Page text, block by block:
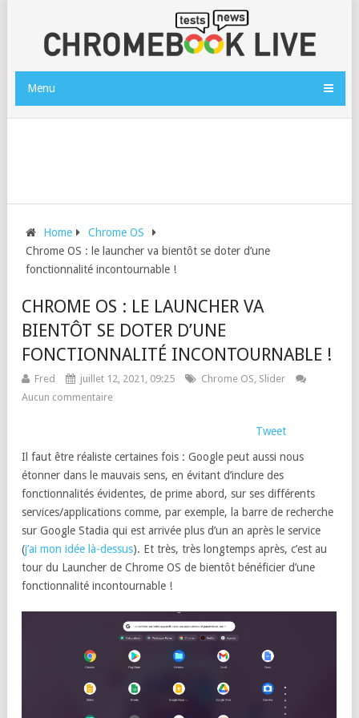
Menu
Home
Chrome OS
Chrome OS : le launcher va bientôt se doter d’une
fonctionnalité incontournable !
CHROME OS : LE LAUNCHER VA
BIENTÔT SE DOTER D’UNE
FONCTIONNALITÉ INCONTOURNABLE !
Fred juillet 12, 2021, 09:25 Chrome OS, Slider
Aucun commentaire
Tweet
Il faut être réaliste certaines fois : Google peut aussi nous
étonner dans le mauvais sens, en évitant d’inclure des
fonctionnalités évidentes, de prime abord, sur ses différents
services/applications comme, par exemple, la barre de recherche
sur Google Stadia qui est arrivée plus d’un an après le service
(j’ai mon idée là-dessus). Et très, très longtemps après, c’est au
tour du Launcher de Chrome OS de bientôt bénéficier d’une
fonctionnalité incontournable !